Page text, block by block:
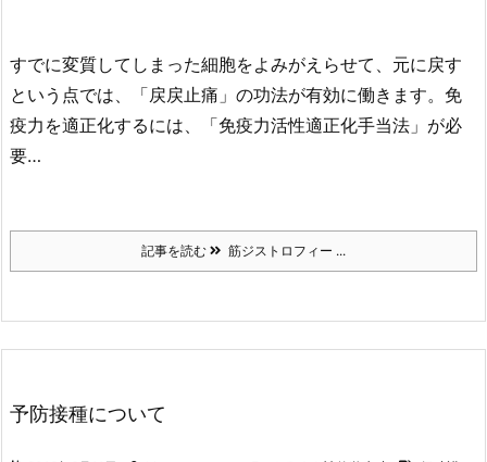
すでに変質してしまった細胞をよみがえらせて、元に戻す
という点では、「戻戻止痛」の功法が有効に働きます。免
疫力を適正化するには、「免疫力活性適正化手当法」が必
要…
記事を読む 筋ジストロフィー ...
予防接種について